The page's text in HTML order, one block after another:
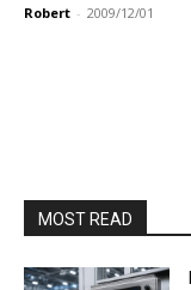
Robert - 2009/12/01
MOST READ